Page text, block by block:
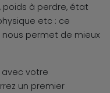
poids à perdre, état
etc : ce
permet de mieux
votre
un premier